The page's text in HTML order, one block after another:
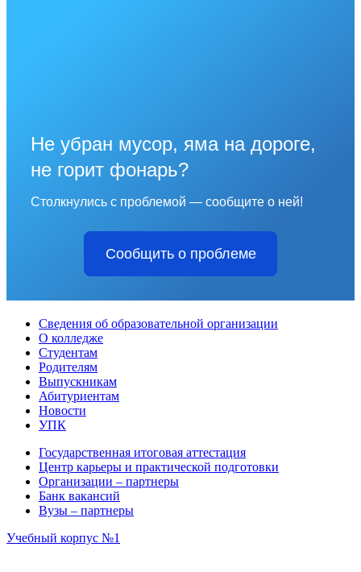
Не убран мусор, яма на дороге,
не горит фонарь?
Столкнулись с проблемой — сообщите о ней!
Сообщить о проблеме
Сведения об образовательной организации
О колледже
Студентам
Родителям
Выпускникам
Абитуриентам
Новости
УПК
Государственная итоговая аттестация
Центр карьеры и практической подготовки
Организации – партнеры
Банк вакансий
Вузы – партнеры
Учебный корпус №1